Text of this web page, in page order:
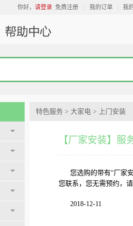
你好， 请登录 免费注册 我的订单 我
特色服务 > 大家电 > 上门安装
【厂家安装】服
您选购的带有“厂家
您联系，您无需预约，请
2018-12-11